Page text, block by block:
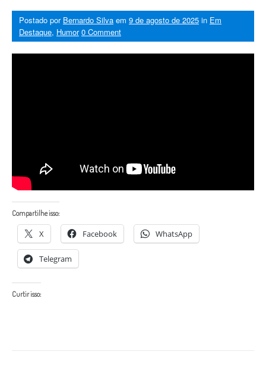
Postado por Bernardo Silva em 9 de agosto de 2025 in Em
Destaque, Humor 0 Comment
Compartilhe isso:
X Facebook WhatsApp
Telegram
Curtir isso: